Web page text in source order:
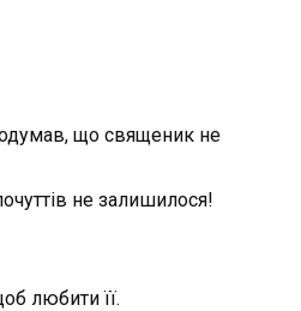
що священик не
не залишилося!
любити її.